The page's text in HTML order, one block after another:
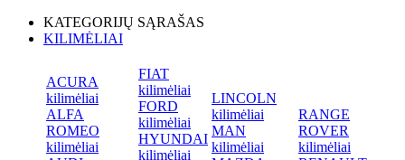
KATEGORIJŲ SĄRAŠAS
KILIMĖLIAI
ACURA
kilimėliai
ALFA
ROMEO
kilimėliai
FIAT
kilimėliai
FORD
kilimėliai
HYUNDAI
kilimėliai
LINCOLN
kilimėliai
MAN
kilimėliai
RANGE
ROVER
kilimėliai